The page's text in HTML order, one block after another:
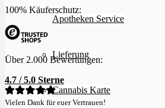
Apotheken Service
Lieferung
Cannabis Karte
100% Käuferschutz:
Über 2.000 Bewertungen:
4.7 / 5.0 Sterne
Vielen Dank für euer Vertrauen!